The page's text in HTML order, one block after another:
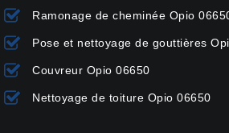
Ramonage de cheminée Opio
Pose et nettoyage de gouttières
Couvreur Opio 06650
Nettoyage de toiture Opio 06650